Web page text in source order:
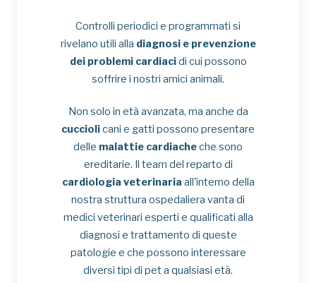
Controlli periodici e programmati si
rivelano utili alla diagnosi e prevenzione
dei problemi cardiacidi cui possono
soffrire i nostri amici animali.
Non solo in età avanzata, ma anche da
cucciolicani e gatti possono presentare
delle malattie cardiacheche sono
ereditarie. Il team del reparto di
cardiologia veterinaria all'interno della
nostra struttura ospedaliera vanta di
medici veterinari esperti e qualificati alla
diagnosi e trattamento di queste
patologie e che possono interessare
diversi tipi di pet a qualsiasi età.